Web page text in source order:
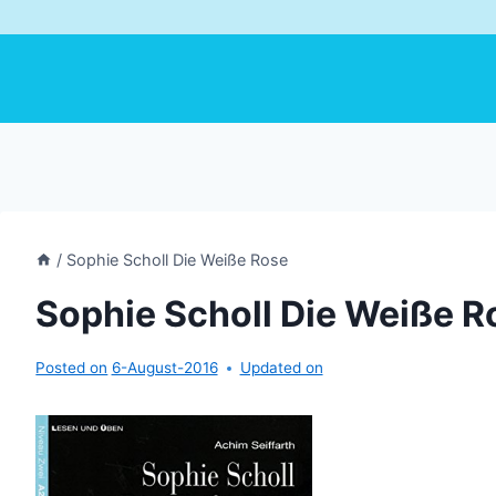
/ Sophie Scholl Die Weiße Rose
Sophie Scholl Die Weiße
Posted on 6-August-2016 Updated on